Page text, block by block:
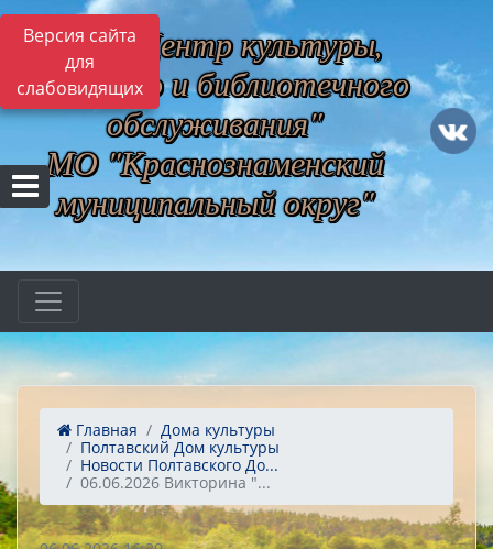
Версия сайта
для
слабовидящих
МБУ "Центр культуры,
музейного и библиотечного
обслуживания"
МО "Краснознаменский
муниципальный округ"
Главная
Дома культуры
Полтавский Дом культуры
Новости Полтавского До...
06.06.2026 Викторина "...